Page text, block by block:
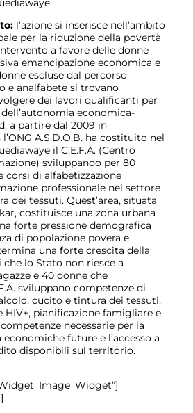
l’azione si inserisce nell’ambito
per la riduzione della povertà
a favore delle donne
emancipazione economica e
escluse dal percorso
e analfabete si trovano
dei lavori qualificanti per
economica-
a partire dal 2009 in
A.S.D.O.B. ha costituito nel
il C.E.F.A. (Centro
sviluppando per 80
corsi di alfabetizzazione
professionale nel settore
dei tessuti. Quest’area, situata
costituisce una zona urbana
forte pressione demografica
di popolazione povera e
una forte crescita della
lo Stato non riesce a
e 40 donne che
sviluppano competenze di
cucito e tintura dei tessuti,
HIV+, pianificazione famigliare e
necessarie per la
future e l’accesso a
disponibili sul territorio.